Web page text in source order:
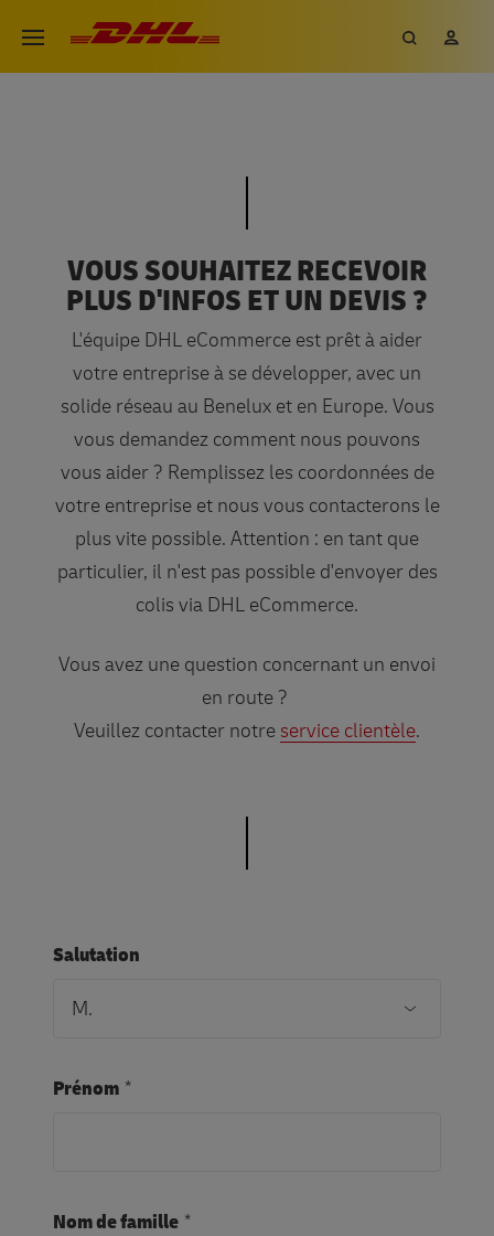
Ouvrir le menu
DHL eCommerce, aller à la
VOUS SOUHAITEZ RECEVOIR
PLUS D'INFOS ET UN DEVIS ?
L'équipe DHL eCommerce est prêt à aider
votre entreprise à se développer, avec un
solide réseau au Benelux et en Europe. Vous
vous demandez comment nous pouvons
vous aider ? Remplissez les coordonnées de
votre entreprise et nous vous contacterons le
plus vite possible. Attention : en tant que
particulier, il n'est pas possible d'envoyer des
colis via DHL eCommerce.
Vous avez une question concernant un envoi
en route ?
Veuillez contacter notre service clientèle.
Salutation
Prénom
Nom de famille